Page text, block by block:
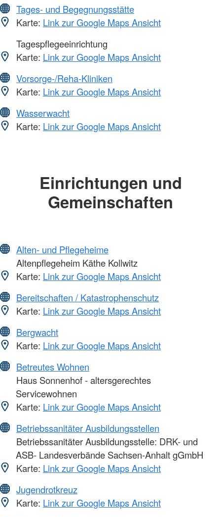
Tages- und Begegnungsstätte
Karte: Link zur Google Maps Ansicht
Tagespflegeeinrichtung
Karte: Link zur Google Maps Ansicht
Vorsorge-/Reha-Kliniken
Karte: Link zur Google Maps Ansicht
Wasserwacht
Karte: Link zur Google Maps Ansicht
Einrichtungen und
Gemeinschaften
Alten- und Pflegeheime
Altenpflegeheim Käthe Kollwitz
Karte: Link zur Google Maps Ansicht
Bereitschaften / Katastrophenschutz
Karte: Link zur Google Maps Ansicht
Bergwacht
Karte: Link zur Google Maps Ansicht
Betreutes Wohnen
Haus Sonnenhof - altersgerechtes
Servicewohnen
Karte: Link zur Google Maps Ansicht
Betriebssanitäter Ausbildungsstellen
Betriebssanitäter Ausbildungsstelle: DRK- und
ASB- Landesverbände Sachsen-Anhalt gGmbH
Karte: Link zur Google Maps Ansicht
Jugendrotkreuz
Karte: Link zur Google Maps Ansicht